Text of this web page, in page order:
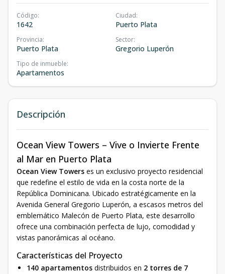
Código:
1642
Ciudad:
Puerto Plata
Provincia:
Puerto Plata
Sector:
Gregorio Luperón
Tipo de inmueble:
Apartamentos
Descripción
Ocean View Towers – Vive o Invierte Frente
al Mar en Puerto Plata
Ocean View Towers es un exclusivo proyecto residencial
que redefine el estilo de vida en la costa norte de la
República Dominicana. Ubicado estratégicamente en la
Avenida General Gregorio Luperón, a escasos metros del
emblemático Malecón de Puerto Plata, este desarrollo
ofrece una combinación perfecta de lujo, comodidad y
vistas panorámicas al océano.
Características del Proyecto
140 apartamentos distribuidos en 2 torres de 7